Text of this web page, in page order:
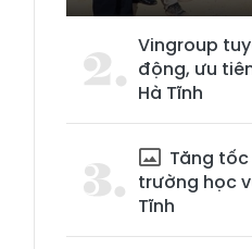
Vingroup
động, ưu
Hà Tĩnh
Tăng
trường học
Tĩnh